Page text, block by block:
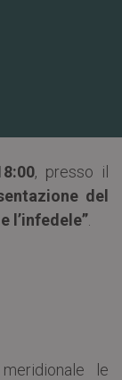
, presso il
del
l’infedele”
le